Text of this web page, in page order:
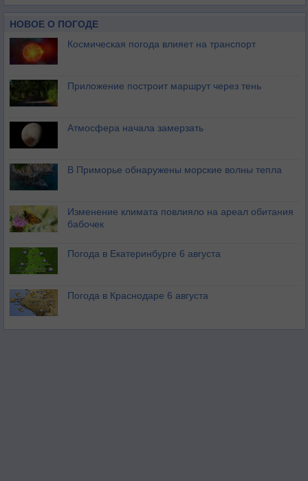
НОВОЕ О ПОГОДЕ
Космическая погода влияет на транспорт
Приложение построит маршрут через тень
Атмосфера начала замерзать
В Приморье обнаружены морские волны тепла
Изменение климата повлияло на ареал обитания
бабочек
Погода в Екатеринбурге 6 августа
Погода в Краснодаре 6 августа